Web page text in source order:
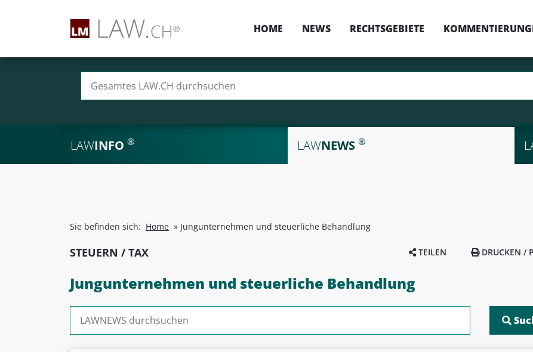
HOME NEWS RECHTSGEBIETE
LAWINFO ® LAWNEWS ®
Sie befinden sich: Home » Jungunternehmen und steuerliche Behandlung
STEUERN / TAX TEILEN DRUCKEN /
Jungunternehmen und steuerliche Behandlung